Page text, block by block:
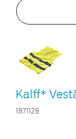
Kalff*
1871128